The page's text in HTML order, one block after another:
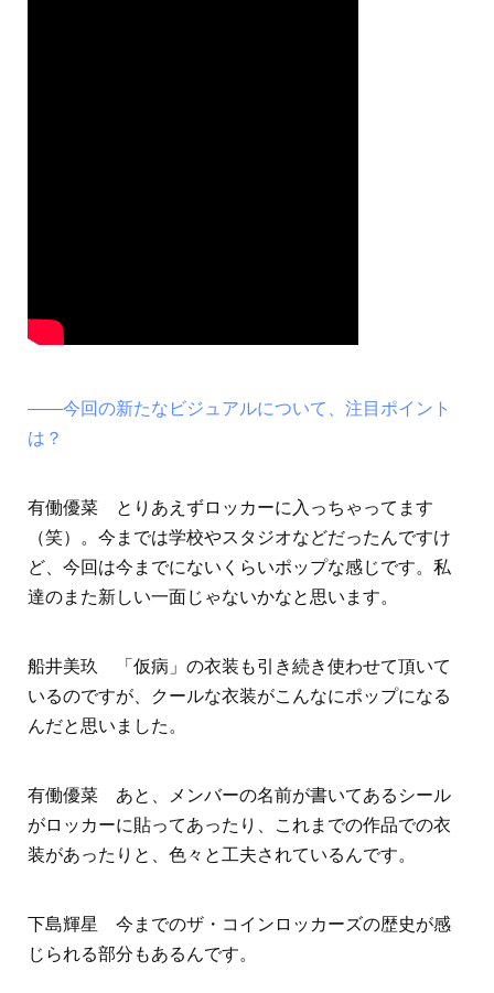
――今回の新たなビジュアルについて、注目ポイント
は？
有働優菜 とりあえずロッカーに入っちゃってます
（笑）。今までは学校やスタジオなどだったんですけ
ど、今回は今までにないくらいポップな感じです。私
達のまた新しい一面じゃないかなと思います。
船井美玖 「仮病」の衣装も引き続き使わせて頂いて
いるのですが、クールな衣装がこんなにポップになる
んだと思いました。
有働優菜 あと、メンバーの名前が書いてあるシール
がロッカーに貼ってあったり、これまでの作品での衣
装があったりと、色々と工夫されているんです。
下島輝星 今までのザ・コインロッカーズの歴史が感
じられる部分もあるんです。